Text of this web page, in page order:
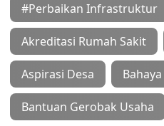
#Perbaikan Infrastruktur
Akreditasi Rumah Sakit
Aspirasi Desa
Bantuan Gerobak Usaha